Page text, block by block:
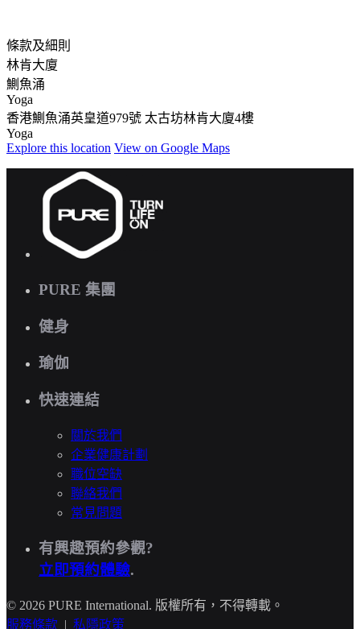
條款及細則
林肯大廈
鰂魚涌
Yoga
香港鰂魚涌英皇道979號 太古坊林肯大廈4樓
Yoga
Explore this location View on Google Maps
PURE 集團
健身
瑜伽
快速連結
關於我們
企業健康計劃
職位空缺
聯絡我們
常見問題
有興趣預約參觀?
立即預約體驗.
© 2026 PURE International. 版權所有，不得轉載。
服務條款 | 私隱政策